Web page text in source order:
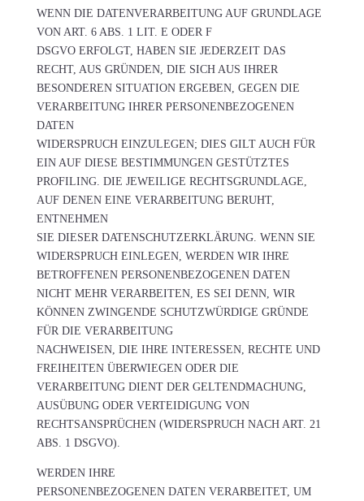
WENN DIE DATENVERARBEITUNG AUF GRUNDLAGE
VON ART. 6 ABS. 1 LIT. E ODER F
DSGVO ERFOLGT, HABEN SIE JEDERZEIT DAS
RECHT, AUS GRÜNDEN, DIE SICH AUS IHRER
BESONDEREN SITUATION ERGEBEN, GEGEN DIE
VERARBEITUNG IHRER PERSONENBEZOGENEN
DATEN
WIDERSPRUCH EINZULEGEN; DIES GILT AUCH FÜR
EIN AUF DIESE BESTIMMUNGEN GESTÜTZTES
PROFILING. DIE JEWEILIGE RECHTSGRUNDLAGE,
AUF DENEN EINE VERARBEITUNG BERUHT,
ENTNEHMEN
SIE DIESER DATENSCHUTZERKLÄRUNG. WENN SIE
WIDERSPRUCH EINLEGEN, WERDEN WIR IHRE
BETROFFENEN PERSONENBEZOGENEN DATEN
NICHT MEHR VERARBEITEN, ES SEI DENN, WIR
KÖNNEN ZWINGENDE SCHUTZWÜRDIGE GRÜNDE
FÜR DIE VERARBEITUNG
NACHWEISEN, DIE IHRE INTERESSEN, RECHTE UND
FREIHEITEN ÜBERWIEGEN ODER DIE
VERARBEITUNG DIENT DER GELTENDMACHUNG,
AUSÜBUNG ODER VERTEIDIGUNG VON
RECHTSANSPRÜCHEN (WIDERSPRUCH NACH ART. 21
ABS. 1 DSGVO).
WERDEN IHRE
PERSONENBEZOGENEN DATEN VERARBEITET, UM